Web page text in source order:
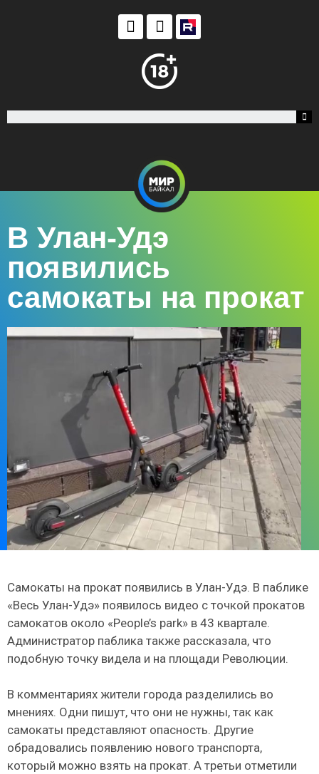
В Улан-Удэ
появились
самокаты на прокат
Самокаты на прокат появились в Улан-Удэ. В паблике
«Весь Улан-Удэ» появилось видео с точкой прокатов
самокатов около «People’s park» в 43 квартале.
Администратор паблика также рассказала, что
подобную точку видела и на площади Революции.
В комментариях жители города разделились во
мнениях. Одни пишут, что они не нужны, так как
самокаты представляют опасность. Другие
обрадовались появлению нового транспорта,
который можно взять на прокат. А третьи отметили